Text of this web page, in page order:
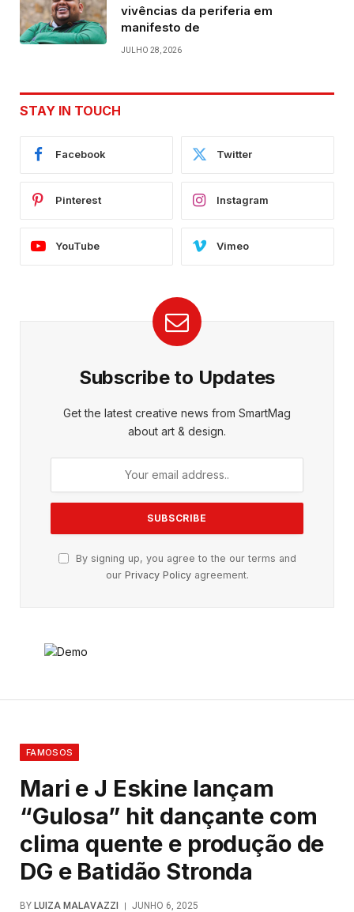
vivências da periferia em
manifesto de
JULHO 28, 2026
STAY IN TOUCH
Facebook Twitter
Pinterest Instagram
YouTube Vimeo
Subscribe to Updates
Get the latest creative news from SmartMag
about art & design.
By signing up, you agree to the our terms and
our Privacy Policyagreement.
FAMOSOS
Mari e J Eskine lançam
“Gulosa” hit dançante com
clima quente e produção de
DG e Batidão Stronda
BY LUIZA MALAVAZZI
JUNHO 6, 2025